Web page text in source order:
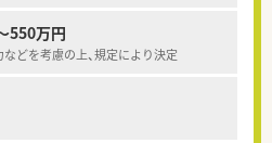
550万円
などを考慮の上、規定により決定